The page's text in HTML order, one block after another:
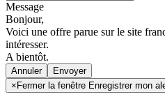
Message
Bonjour,
Voici une offre parue sur le site
intéresser.
A bientôt.
Annuler
× Fermer la fenêtre Enregistrer mon